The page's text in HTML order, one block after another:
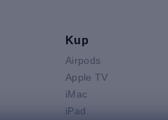
Kup
Airpods
Apple TV
iMac
iPad